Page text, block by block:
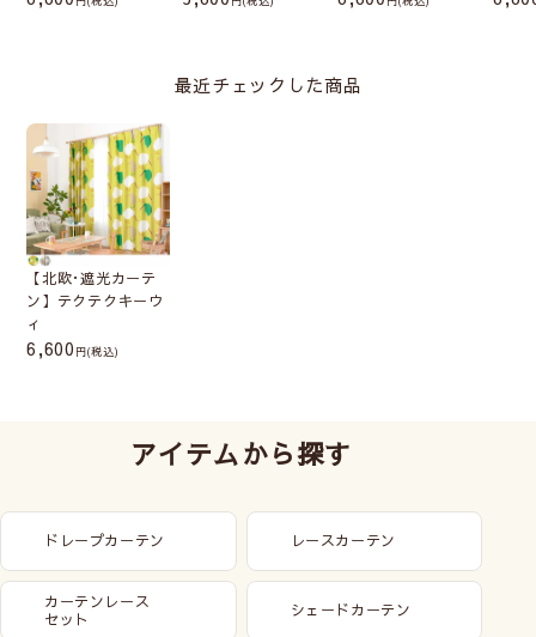
最近チェックした商品
【北欧･遮光カーテ
ン】テクテクキーウ
ィ
6,600 (税込)
アイテムから探す
ドレープカーテン レースカーテン
カーテンレース
セット
シェードカーテン